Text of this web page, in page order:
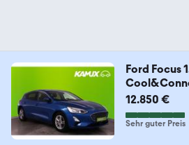
Ford Focus
12.850 €
Sehr guter Preis